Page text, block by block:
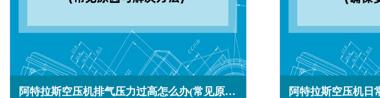
阿特拉斯空压机排气压力过高怎么办(常见原因与解决方法)